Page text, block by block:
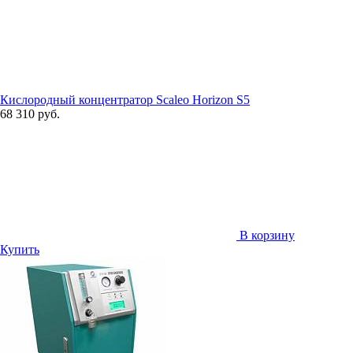
Кислородный концентратор Scaleo Horizon S5
68 310 руб.
В корзину
Купить